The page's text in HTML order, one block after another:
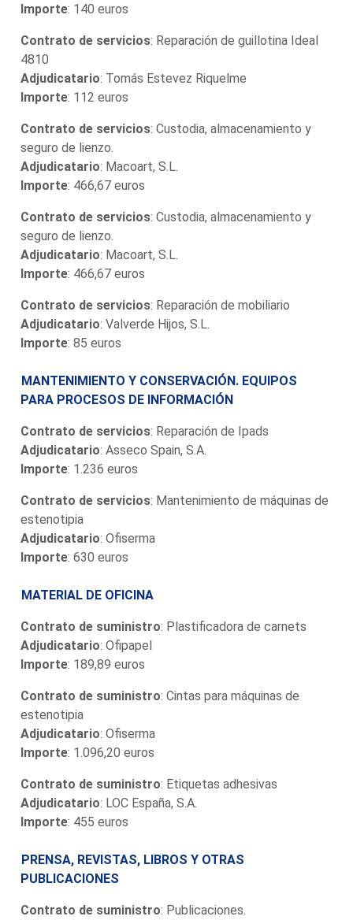
Importe: 140 euros
Contrato de servicios: Reparación de guillotina Ideal
4810
Adjudicatario: Tomás Estevez Riquelme
Importe: 112 euros
Contrato de servicios: Custodia, almacenamiento y
seguro de lienzo.
Adjudicatario: Macoart, S.L.
Importe: 466,67 euros
Contrato de servicios: Custodia, almacenamiento y
seguro de lienzo.
Adjudicatario: Macoart, S.L.
Importe: 466,67 euros
Contrato de servicios: Reparación de mobiliario
Adjudicatario: Valverde Hijos, S.L.
Importe: 85 euros
MANTENIMIENTO Y CONSERVACIÓN. EQUIPOS
PARA PROCESOS DE INFORMACIÓN
Contrato de servicios: Reparación de Ipads
Adjudicatario: Asseco Spain, S.A.
Importe: 1.236 euros
Contrato de servicios: Mantenimiento de máquinas de
estenotipia
Adjudicatario: Ofiserma
Importe: 630 euros
MATERIAL DE OFICINA
Contrato de suministro: Plastificadora de carnets
Adjudicatario: Ofipapel
Importe: 189,89 euros
Contrato de suministro: Cintas para máquinas de
estenotipia
Adjudicatario: Ofiserma
Importe: 1.096,20 euros
Contrato de suministro: Etiquetas adhesivas
Adjudicatario: LOC España, S.A.
Importe: 455 euros
PRENSA, REVISTAS, LIBROS Y OTRAS
PUBLICACIONES
Contrato de suministro: Publicaciones.